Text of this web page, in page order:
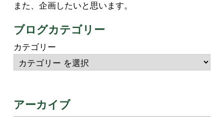
また、企画したいと思います。
ブログカテゴリー
カテゴリー
アーカイブ